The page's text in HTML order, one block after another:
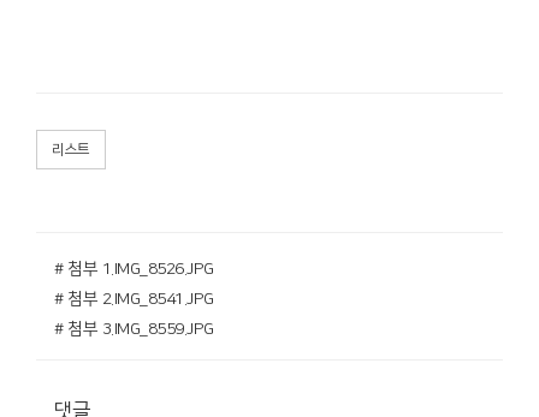
리스트
# 첨부 1.IMG_8526.JPG
# 첨부 2.IMG_8541.JPG
# 첨부 3.IMG_8559.JPG
댓글